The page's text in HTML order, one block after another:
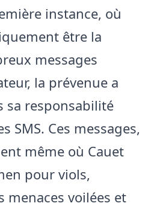
instance, où
être la
messages
la prévenue a
sa responsabilité
SMS. Ces messages,
même où Cauet
pour viols,
menaces voilées et